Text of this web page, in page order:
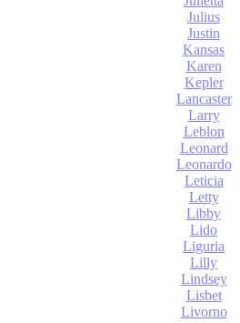
Julius
Justin
Kansas
Karen
Kepler
Lancaster
Larry
Leblon
Leonard
Leonardo
Leticia
Letty
Libby
Lido
Liguria
Lilly
Lindsey
Lisbet
Livorno